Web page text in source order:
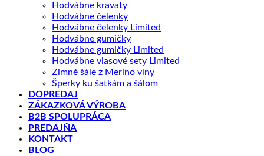
Hodvábne kravaty
Hodvábne čelenky
Hodvábne čelenky Limited
Hodvábne gumičky
Hodvábne gumičky Limited
Hodvábne vlasové sety Limited
Zimné šále z Merino vlny
Šperky ku šatkám a šálom
DOPREDAJ
ZÁKAZKOVÁ VÝROBA
B2B SPOLUPRÁCA
PREDAJŇA
KONTAKT
BLOG